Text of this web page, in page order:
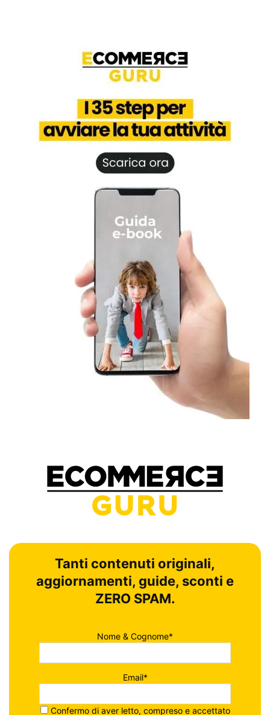
Tanti contenuti originali,
aggiornamenti, guide, sconti e
ZERO SPAM.
Nome & Cognome*
Email*
Confermo di aver letto, compreso e accettato